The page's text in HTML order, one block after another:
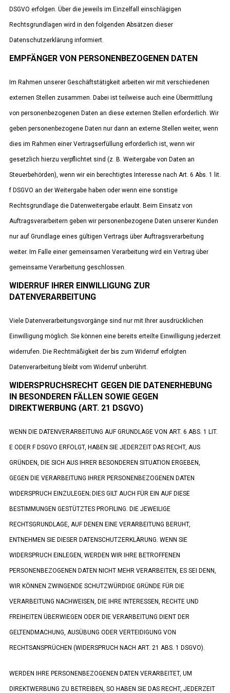
DSGVO erfolgen. Über die jeweils im Einzelfall einschlägigen
Rechtsgrundlagen wird in den folgenden Absätzen dieser
Datenschutzerklärung informiert.
EMPFÄNGER VON PERSONENBEZOGENEN DATEN
Im Rahmen unserer Geschäftstätigkeit arbeiten wir mit verschiedenen
externen Stellen zusammen. Dabei ist teilweise auch eine Übermittlung
von personenbezogenen Daten an diese externen Stellen erforderlich. Wir
geben personenbezogene Daten nur dann an externe Stellen weiter, wenn
dies im Rahmen einer Vertragserfüllung erforderlich ist, wenn wir
gesetzlich hierzu verpflichtet sind (z. B. Weitergabe von Daten an
Steuerbehörden), wenn wir ein berechtigtes Interesse nach Art. 6 Abs. 1 lit.
f DSGVO an der Weitergabe haben oder wenn eine sonstige
Rechtsgrundlage die Datenweitergabe erlaubt. Beim Einsatz von
Auftragsverarbeitern geben wir personenbezogene Daten unserer Kunden
nur auf Grundlage eines gültigen Vertrags über Auftragsverarbeitung
weiter. Im Falle einer gemeinsamen Verarbeitung wird ein Vertrag über
gemeinsame Verarbeitung geschlossen.
WIDERRUF IHRER EINWILLIGUNG ZUR
DATENVERARBEITUNG
Viele Datenverarbeitungsvorgänge sind nur mit Ihrer ausdrücklichen
Einwilligung möglich. Sie können eine bereits erteilte Einwilligung jederzeit
widerrufen. Die Rechtmäßigkeit der bis zum Widerruf erfolgten
Datenverarbeitung bleibt vom Widerruf unberührt.
WIDERSPRUCHSRECHT GEGEN DIE DATENERHEBUNG
IN BESONDEREN FÄLLEN SOWIE GEGEN
DIREKTWERBUNG (ART. 21 DSGVO)
WENN DIE DATENVERARBEITUNG AUF GRUNDLAGE VON ART. 6 ABS. 1 LIT.
E ODER F DSGVO ERFOLGT, HABEN SIE JEDERZEIT DAS RECHT, AUS
GRÜNDEN, DIE SICH AUS IHRER BESONDEREN SITUATION ERGEBEN,
GEGEN DIE VERARBEITUNG IHRER PERSONENBEZOGENEN DATEN
WIDERSPRUCH EINZULEGEN; DIES GILT AUCH FÜR EIN AUF DIESE
BESTIMMUNGEN GESTÜTZTES PROFILING. DIE JEWEILIGE
RECHTSGRUNDLAGE, AUF DENEN EINE VERARBEITUNG BERUHT,
ENTNEHMEN SIE DIESER DATENSCHUTZERKLÄRUNG. WENN SIE
WIDERSPRUCH EINLEGEN, WERDEN WIR IHRE BETROFFENEN
PERSONENBEZOGENEN DATEN NICHT MEHR VERARBEITEN, ES SEI DENN,
WIR KÖNNEN ZWINGENDE SCHUTZWÜRDIGE GRÜNDE FÜR DIE
VERARBEITUNG NACHWEISEN, DIE IHRE INTERESSEN, RECHTE UND
FREIHEITEN ÜBERWIEGEN ODER DIE VERARBEITUNG DIENT DER
GELTENDMACHUNG, AUSÜBUNG ODER VERTEIDIGUNG VON
RECHTSANSPRÜCHEN (WIDERSPRUCH NACH ART. 21 ABS. 1 DSGVO).
WERDEN IHRE PERSONENBEZOGENEN DATEN VERARBEITET, UM
DIREKTWERBUNG ZU BETREIBEN, SO HABEN SIE DAS RECHT, JEDERZEIT